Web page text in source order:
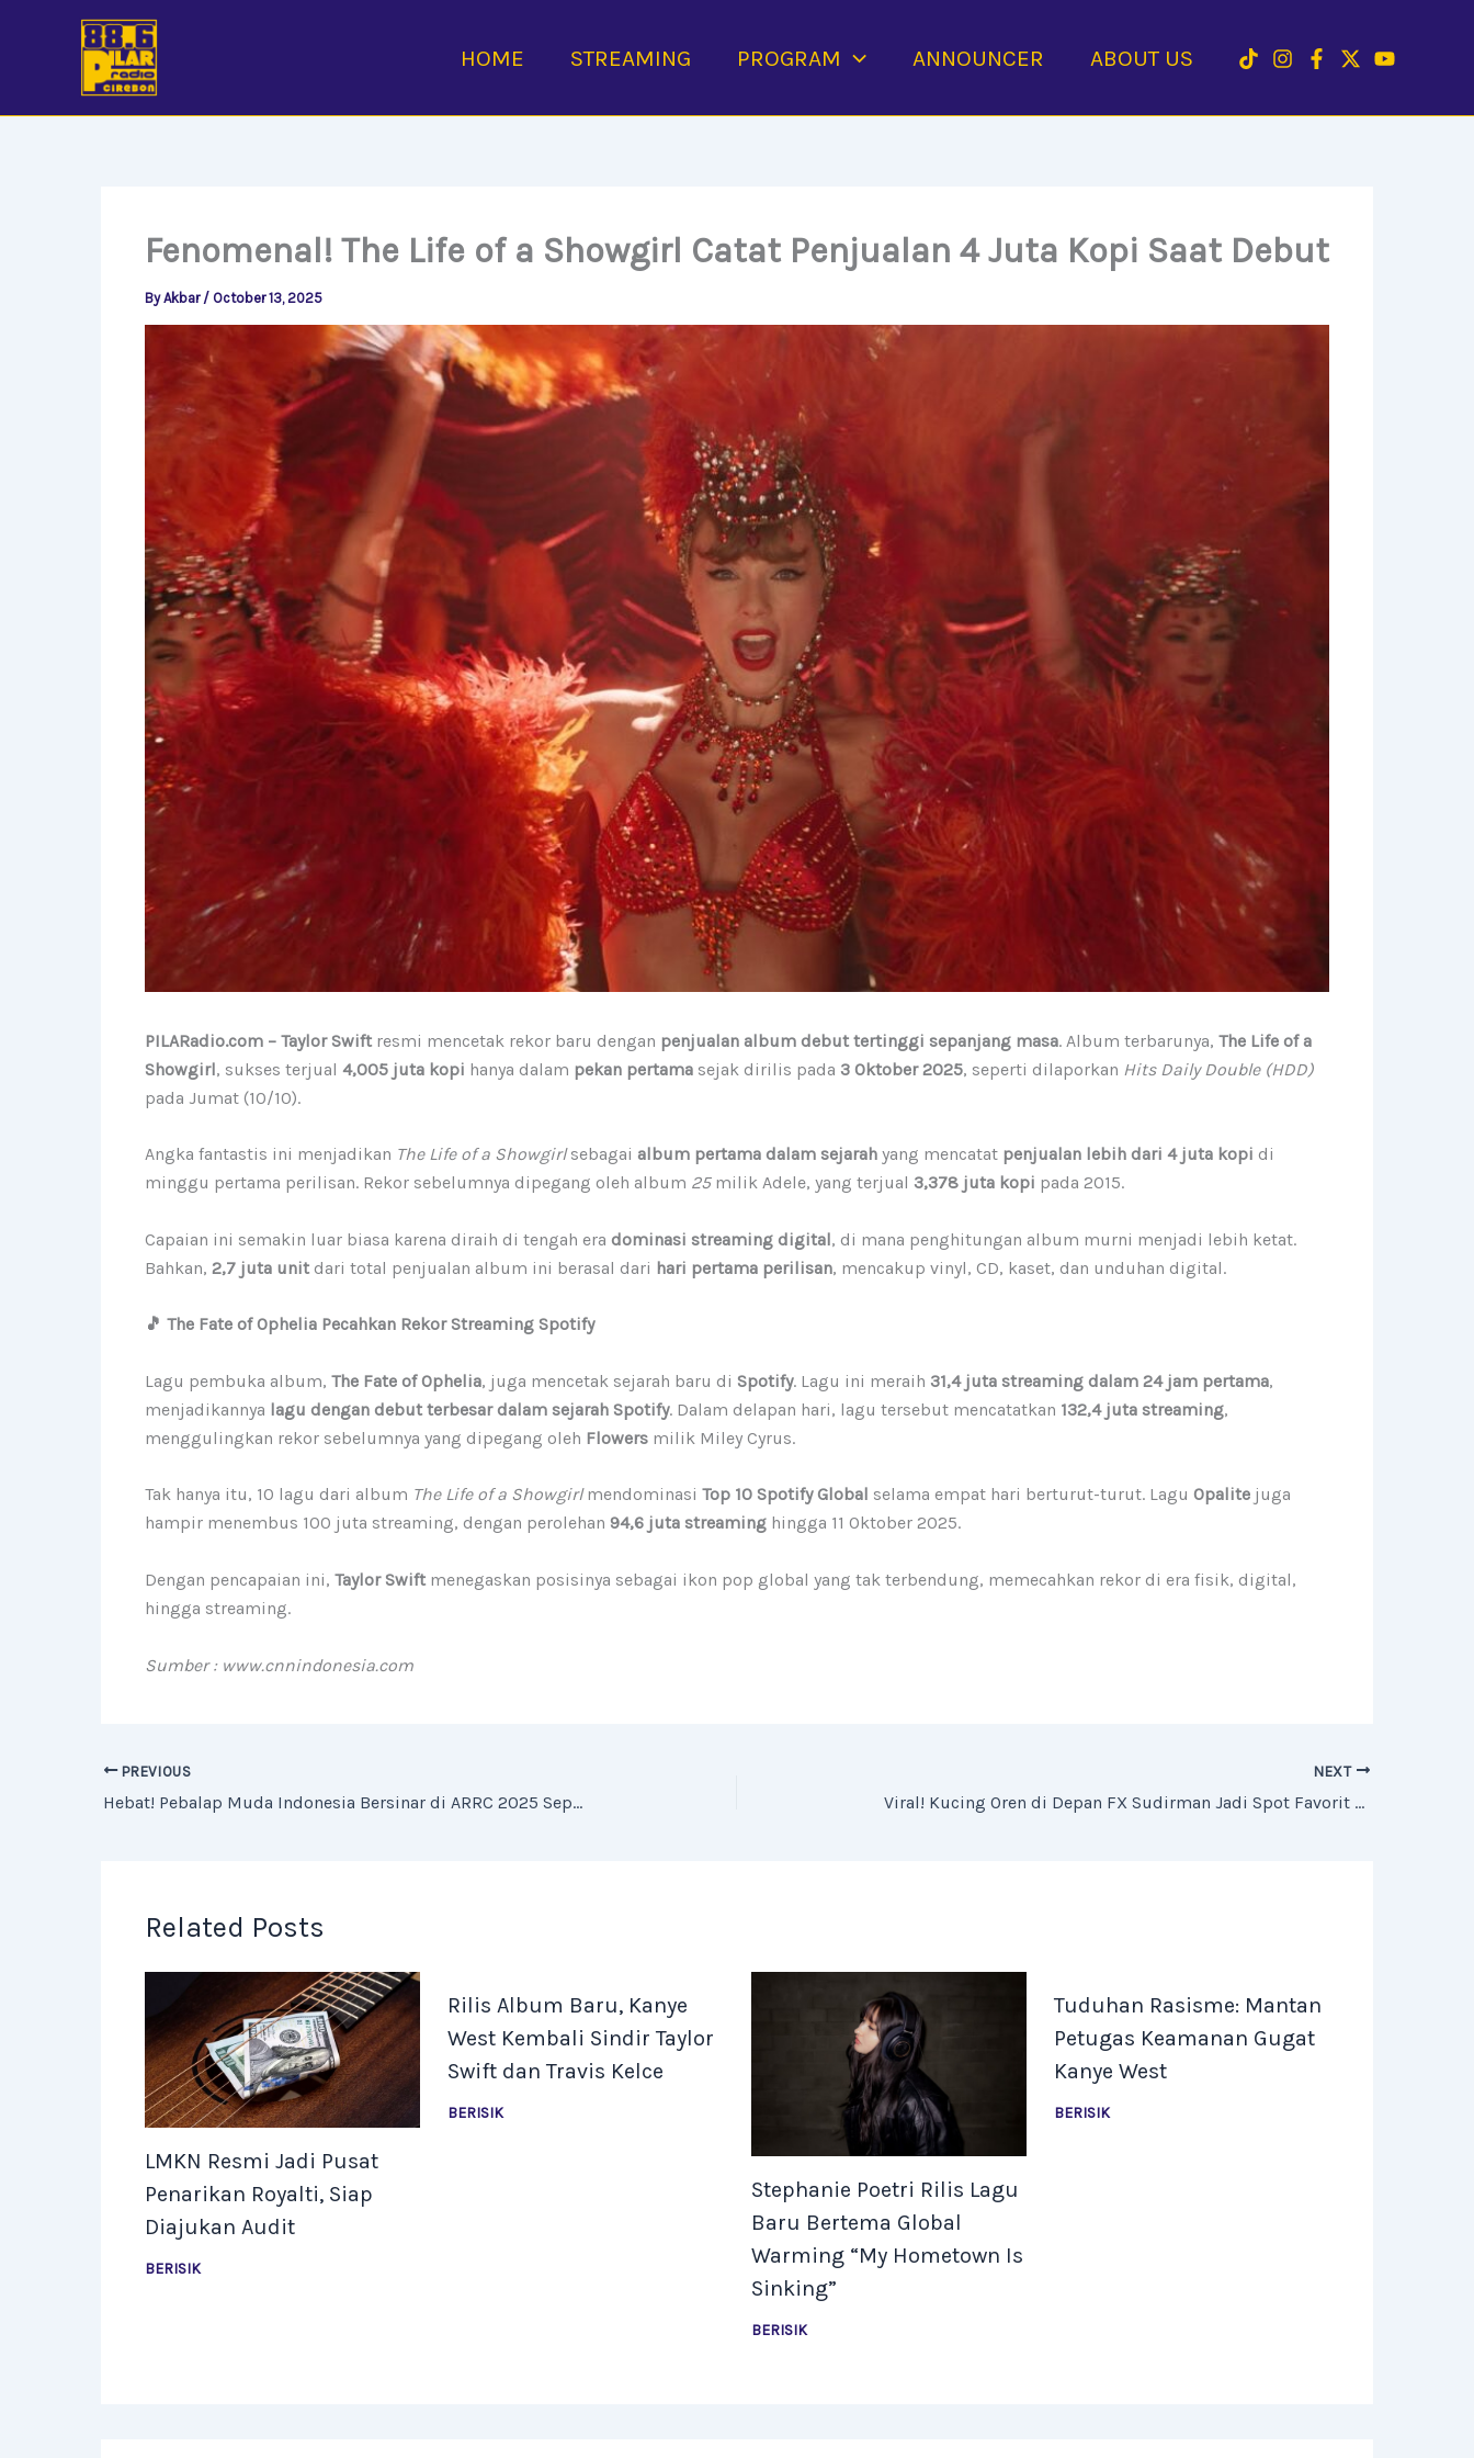
HOME STREAMING PROGRAM ANNOUNCER ABOUT US
Fenomenal! The Life of a Showgirl Catat Penjualan 4 Juta Kopi Saat Debut
ByAkbar / October 13, 2025
PILARadio.com – Taylor Swift resmi mencetak rekor baru dengan penjualan album debut tertinggi sepanjang masa. Album terbarunya, The Life of a
Showgirl, sukses terjual 4,005 juta kopi hanya dalam pekan pertama sejak dirilis pada 3 Oktober 2025, seperti dilaporkan Hits Daily Double (HDD)
pada Jumat (10/10).
Angka fantastis ini menjadikan The Life of a Showgirlsebagai album pertama dalam sejarah yang mencatat penjualan lebih dari 4 juta kopi di
minggu pertama perilisan. Rekor sebelumnya dipegang oleh album 25milik Adele, yang terjual 3,378 juta kopi pada 2015.
Capaian ini semakin luar biasa karena diraih di tengah era dominasi streaming digital, di mana penghitungan album murni menjadi lebih ketat.
Bahkan, 2,7 juta unit dari total penjualan album ini berasal dari hari pertama perilisan, mencakup vinyl, CD, kaset, dan unduhan digital.
🎵 The Fate of Ophelia Pecahkan Rekor Streaming Spotify
Lagu pembuka album, The Fate of Ophelia, juga mencetak sejarah baru di Spotify. Lagu ini meraih 31,4 juta streaming dalam 24 jam pertama,
menjadikannya lagu dengan debut terbesar dalam sejarah Spotify. Dalam delapan hari, lagu tersebut mencatatkan 132,4 juta streaming,
menggulingkan rekor sebelumnya yang dipegang oleh Flowers milik Miley Cyrus.
Tak hanya itu, 10 lagu dari album The Life of a Showgirlmendominasi Top 10 Spotify Global selama empat hari berturut-turut. Lagu Opalite juga
hampir menembus 100 juta streaming, dengan perolehan 94,6 juta streaming hingga 11 Oktober 2025.
Dengan pencapaian ini, Taylor Swift menegaskan posisinya sebagai ikon pop global yang tak terbendung, memecahkan rekor di era fisik, digital,
hingga streaming.
Sumber : www.cnnindonesia.com
PREVIOUS
Hebat! Pebalap Muda Indonesia Bersinar di ARRC 2025 Sepang
NEXT
Viral! Kucing Oren di Depan FX Sudirman Jadi Spot Favorit Warga Jakarta
Related Posts
LMKN Resmi Jadi Pusat
Penarikan Royalti, Siap
Diajukan Audit
BERISIK
Rilis Album Baru, Kanye
West Kembali Sindir Taylor
Swift dan Travis Kelce
BERISIK
Stephanie Poetri Rilis Lagu
Baru Bertema Global
Warming “My Hometown Is
Sinking”
BERISIK
Tuduhan Rasisme: Mantan
Petugas Keamanan Gugat
Kanye West
BERISIK